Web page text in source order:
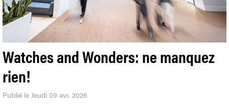
Watches and Wonders: ne manquez
rien!
Publié le Jeudi 09 avr. 2026